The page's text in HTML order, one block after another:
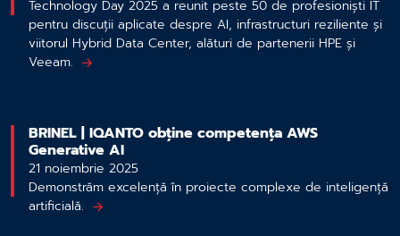
Technology Day 2025 a reunit peste 50 de profesioniști IT
pentru discuții aplicate despre AI, infrastructuri reziliente și
viitorul Hybrid Data Center, alături de partenerii HPE și
Veeam.
BRINEL | IQANTO obține competența AWS
Generative AI
21 noiembrie 2025
Demonstrăm excelență în proiecte complexe de inteligență
artificială.